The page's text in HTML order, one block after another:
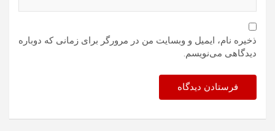
ذخیره نام، ایمیل و وبسایت من در مرورگر برای زمانی که دوباره
دیدگاهی می‌نویسم.